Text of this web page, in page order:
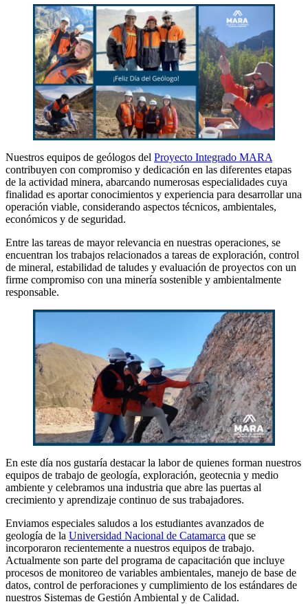
Nuestros equipos de geólogos del Proyecto Integrado MARA
contribuyen con compromiso y dedicación en las diferentes etapas
de la actividad minera, abarcando numerosas especialidades cuya
finalidad es aportar conocimientos y experiencia para desarrollar una
operación viable, considerando aspectos técnicos, ambientales,
económicos y de seguridad.
Entre las tareas de mayor relevancia en nuestras operaciones, se
encuentran los trabajos relacionados a tareas de exploración, control
de mineral, estabilidad de taludes y evaluación de proyectos con un
firme compromiso con una minería sostenible y ambientalmente
responsable.
En este día nos gustaría destacar la labor de quienes forman nuestros
equipos de trabajo de geología, exploración, geotecnia y medio
ambiente y celebramos una industria que abre las puertas al
crecimiento y aprendizaje continuo de sus trabajadores.
Enviamos especiales saludos a los estudiantes avanzados de
geología de la Universidad Nacional de Catamarca que se
incorporaron recientemente a nuestros equipos de trabajo.
Actualmente son parte del programa de capacitación que incluye
procesos de monitoreo de variables ambientales, manejo de base de
datos, control de perforaciones y cumplimiento de los estándares de
nuestros Sistemas de Gestión Ambiental y de Calidad.